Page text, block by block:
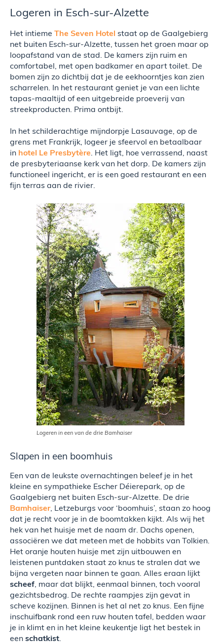
Logeren in Esch-sur-Alzette
Het intieme The Seven Hotel staat op de Gaalgebierg
net buiten Esch-sur-Alzette, tussen het groen maar op
loopafstand van de stad. De kamers zijn ruim en
comfortabel, met open badkamer en apart toilet. De
bomen zijn zo dichtbij dat je de eekhoorntjes kan zien
scharrelen. In het restaurant geniet je van een lichte
tapas-maaltijd of een uitgebreide proeverij van
streekproducten. Prima ontbijt.
In het schilderachtige mijndorpje Lasauvage, op de
grens met Frankrijk, logeer je sfeervol en betaalbaar
in hotel Le Presbytère. Het ligt, hoe verrassend, naast
de presbyteriaanse kerk van het dorp. De kamers zijn
functioneel ingericht, er is een goed restaurant en een
fijn terras aan de rivier.
Logeren in een van de drie Bamhaiser
Slapen in een boomhuis
Een van de leukste overnachtingen beleef je in het
kleine en sympathieke Escher Déierepark, op de
Gaalgebierg net buiten Esch-sur-Alzette. De drie
Bamhaiser, Letzeburgs voor ‘boomhuis’, staan zo hoog
dat je recht voor je in de boomtakken kijkt. Als wij het
hek van het huisje met de naam dr. Dachs openen,
associëren we dat meteen met de hobbits van Tolkien.
Het oranje houten huisje met zijn uitbouwen en
leistenen puntdaken staat zo knus te stralen dat we
bijna vergeten naar binnen te gaan. Alles eraan lijkt
scheef, maar dat blijkt, eenmaal binnen, toch vooral
gezichtsbedrog. De rechte raampjes zijn gevat in
scheve kozijnen. Binnen is het al net zo knus. Een fijne
inschuifbank rond een ruw houten tafel, bedden waar
je in klimt en in het kleine keukentje ligt het bestek in
eenschatkist.